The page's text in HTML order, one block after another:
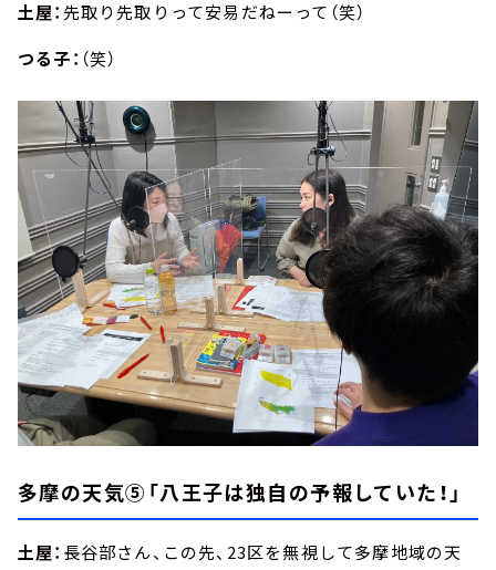
土屋： 先取り先取りって安易だねーって（笑）
つる子： （笑）
多摩の天気⑤「八王子は独自の予報していた！」
土屋： 長谷部さん、この先、23区を無視して多摩地域の天